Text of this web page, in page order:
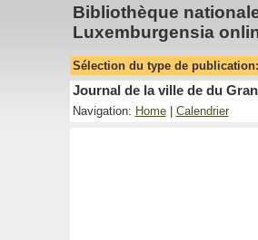
Bibliothèque
Luxemburgensia
Sélection du type de publication:
Journal de la ville de du
Navigation: Home| Calendrier